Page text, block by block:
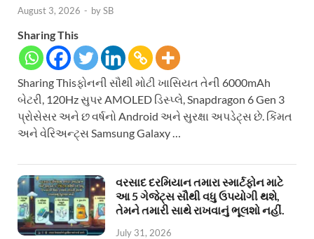
August 3, 2026 - bySB
Sharing This
Sharing Thisફોનની સૌથી મોટી ખાસિયત તેની 6000mAh
બેટરી, 120Hz સુપર AMOLED ડિસ્પ્લે, Snapdragon 6 Gen 3
પ્રોસેસર અને છ વર્ષનો Android અને સુરક્ષા અપડેટ્સ છે. કિંમત
અને વેરિઅન્ટ્સ Samsung Galaxy …
વરસાદ દરમિયાન તમારા સ્માર્ટફોન માટે
આ 5 ગેજેટ્સ સૌથી વધુ ઉપયોગી થશે,
તેમને તમારી સાથે રાખવાનું ભૂલશો નહીં.
July 31, 2026